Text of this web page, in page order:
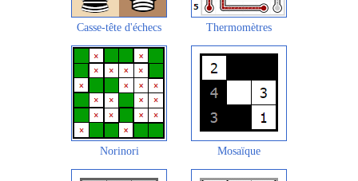
Casse-tête d'échecs Thermomètres
Norinori Mosaïque